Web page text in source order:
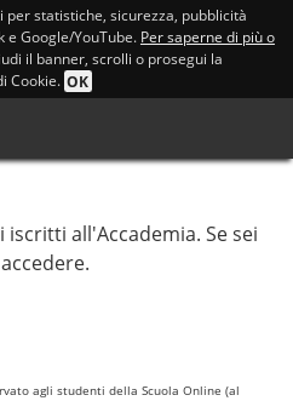
per statistiche, sicurezza, pubblicità
e Google/YouTube. Per saperne di più o
il banner, scrolli o prosegui la
Cookie. OK
all'Accademia. Se sei
agli studenti della Scuola Online (al